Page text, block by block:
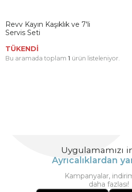
Revv Kayın Kaşıklık ve 7'li
Servis Seti
TÜKENDİ
Bu aramada toplam 1 ürün listeleniyor.
Uygulamamızı
Ayrıcalıklardan
Kampanyalar,
daha fazlası!